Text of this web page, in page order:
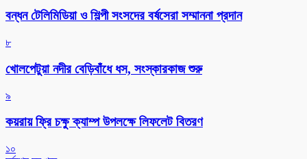
বন্ধন টেলিমিডিয়া ও শিল্পী সংসদের বর্ষসেরা সম্মাননা প্রদান
৮
খোলপেটুয়া নদীর বেড়িবাঁধে ধস, সংস্কারকাজ শুরু
৯
কয়রায় ফ্রি চক্ষু ক্যাম্প উপলক্ষে লিফলেট বিতরণ
১০